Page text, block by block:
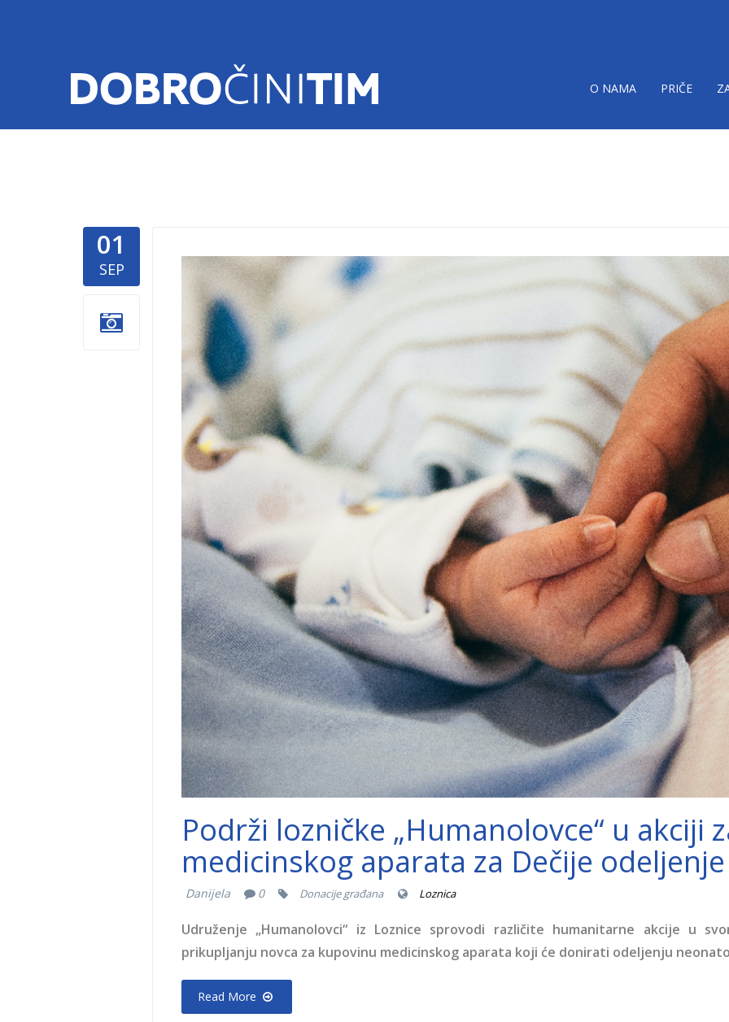
O NAMA PRIČE
01
SEP
donacije-zdravstvo-aparat-
stanja.png
Podrži lozničke „Humanolovce“ u akciji
medicinskog aparata za Dečije odeljenje
Danijela 0 Donacije građana Loznica
Udruženje „Humanolovci“ iz Loznice sprovodi različite humanitarne akcije u
prikupljanju novca za kupovinu medicinskog aparata koji će donirati odeljenju
Read More